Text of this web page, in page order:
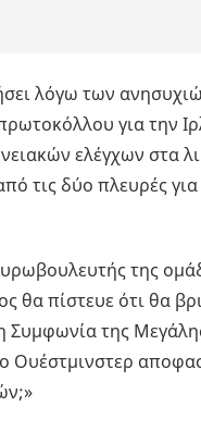
λόγω των
για την
ελέγχων στα
τις δύο πλευρές για
της
θα πίστευε ότι θα
Συμφωνία της
Ουέστμινστερ